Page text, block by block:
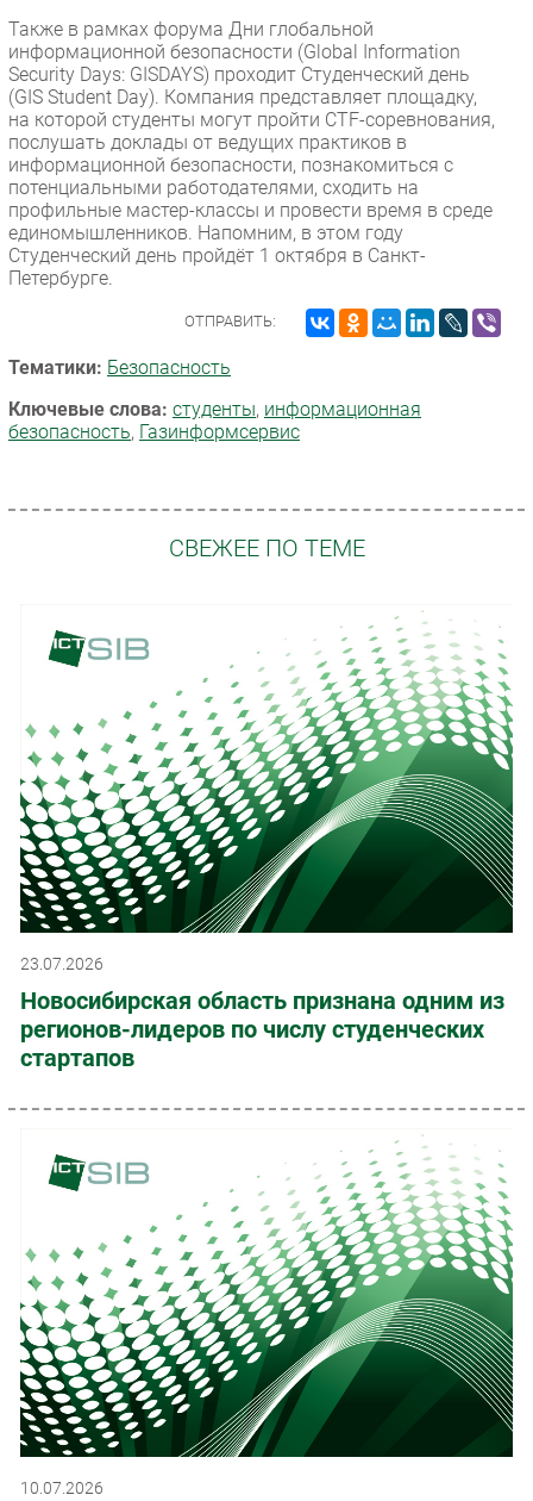
Также в рамках форума Дни глобальной
информационной безопасности (Global Information
Security Days: GISDAYS) проходит Студенческий день
(GIS Student Day). Компания представляет площадку,
на которой студенты могут пройти CTF-соревнования,
послушать доклады от ведущих практиков в
информационной безопасности, познакомиться с
потенциальными работодателями, сходить на
профильные мастер-классы и провести время в среде
единомышленников. Напомним, в этом году
Студенческий день пройдёт 1 октября в Санкт-
Петербурге.
ОТПРАВИТЬ:
Тематики: Безопасность
Ключевые слова: студенты, информационная
безопасность, Газинформсервис
СВЕЖЕЕ ПО ТЕМЕ
23.07.2026
Новосибирская область признана одним из
регионов-лидеров по числу студенческих
стартапов
10.07.2026